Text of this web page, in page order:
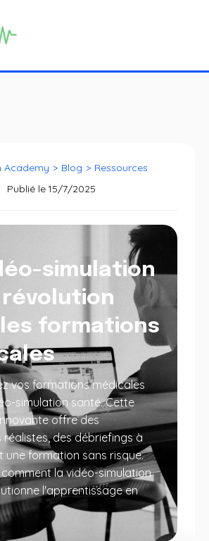
Academy > Blog > Ressources
Publié le15/7/2025
simulation
révolution
formations
vos formations médicales
simulation santé. Cette
offre des
réalistes, des débriefings à
une formation sans risque.
la vidéo-simulation
l'apprentissage en